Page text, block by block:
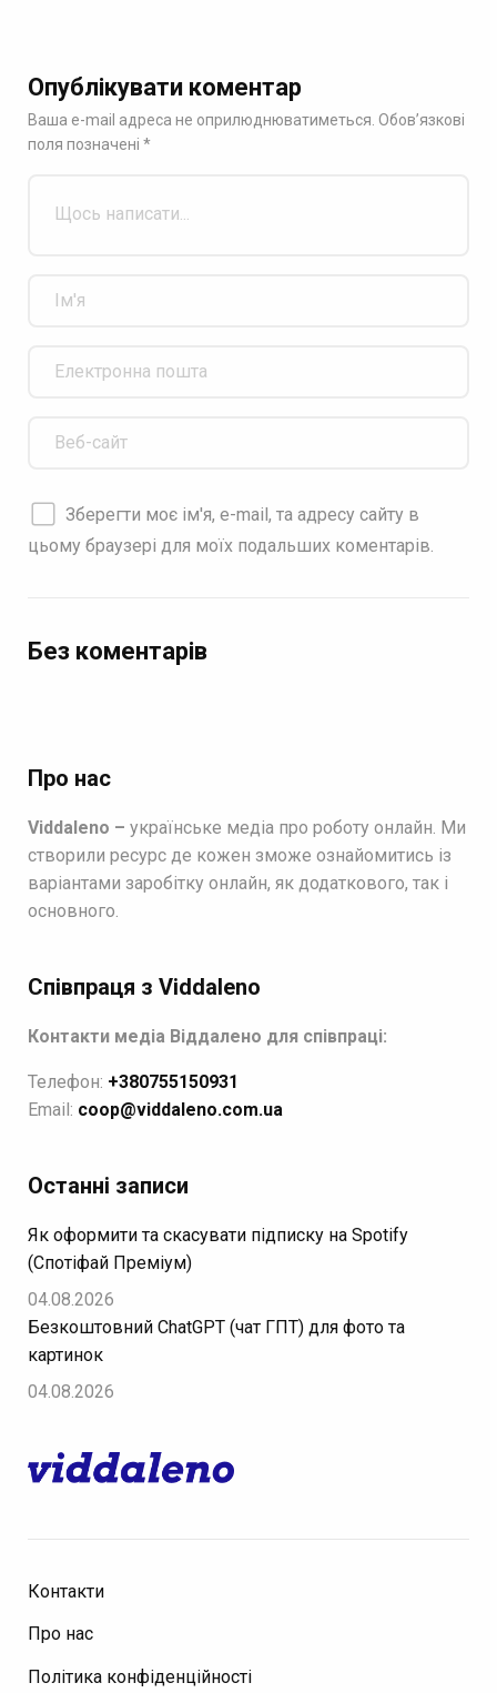
Опублікувати коментар
Ваша e-mail адреса не оприлюднюватиметься. Обов’язкові
поля позначені *
Зберегти моє ім'я, e-mail, та адресу сайту в
цьому браузері для моїх подальших коментарів.
Без коментарів
Про нас
Viddaleno – українське медіа про роботу онлайн. Ми
створили ресурс де кожен зможе ознайомитись із
варіантами заробітку онлайн, як додаткового, так і
основного.
Співпраця з Viddaleno
Контакти медіа Віддалено для співпраці:
Телефон: +380755150931
Email: coop@viddaleno.com.ua
Останні записи
Як оформити та скасувати підписку на Spotify
(Спотіфай Преміум)
04.08.2026
Безкоштовний ChatGPT (чат ГПТ) для фото та
картинок
04.08.2026
Контакти
Про нас
Політика конфіденційності